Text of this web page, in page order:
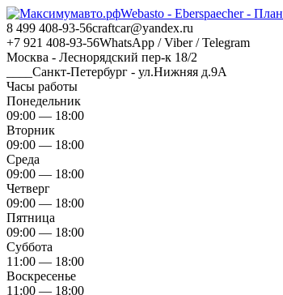
Webasto - Eberspaecher -
8 499 408-93-56craftcar@yandex.ru
+7 921 408-93-56WhatsApp / Viber / Telegram
Москва - Леснорядский пер-к 18/2
____Санкт-Петербург - ул.Нижняя д.9А
Часы работы
Понедельник
09:00 — 18:00
Вторник
09:00 — 18:00
Среда
09:00 — 18:00
Четверг
09:00 — 18:00
Пятница
09:00 — 18:00
Суббота
11:00 — 18:00
Воскресенье
11:00 — 18:00